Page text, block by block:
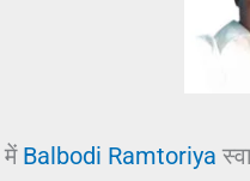
में Balbodi Ramtoriya